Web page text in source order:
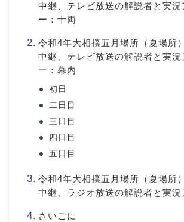
中継、テレビ放送の解説者と実況
ー：十両
令和4年大相撲五月場所（夏場所
中継、テレビ放送の解説者と実況
ー：幕内
初日
二日目
三日目
四日目
五日目
令和4年大相撲五月場所（夏場所
中継、ラジオ放送の解説者と実況
さいごに